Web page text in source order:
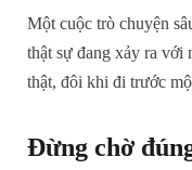
Một cuộc trò chuyện
thật sự đang xảy ra với
thật, đôi khi đi trước
Đừng chờ